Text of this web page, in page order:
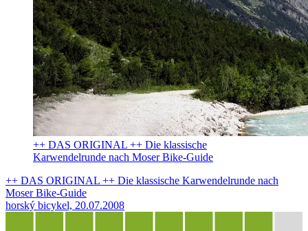
++ DAS ORIGINAL ++ Die klassische
Karwendelrunde nach Moser Bike-Guide
++ DAS ORIGINAL ++ Die klassische Karwendelrunde nach
Moser Bike-Guide
horský bicykel, 20.07.2008